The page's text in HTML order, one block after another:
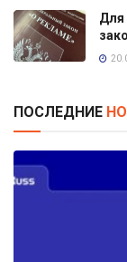
Для
ПОСЛЕДНИЕ